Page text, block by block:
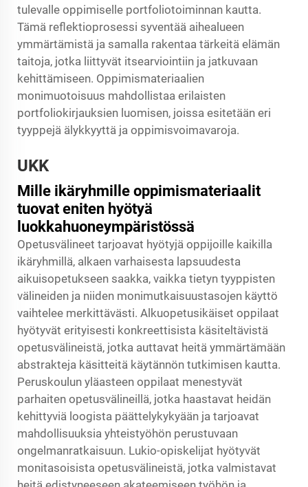
tulevalle oppimiselle portfoliotoiminnan kautta.
Tämä reflektioprosessi syventää aihealueen
ymmärtämistä ja samalla rakentaa tärkeitä elämän
taitoja, jotka liittyvät itsearviointiin ja jatkuvaan
kehittämiseen. Oppimismateriaalien
monimuotoisuus mahdollistaa erilaisten
portfoliokirjauksien luomisen, joissa esitetään eri
tyyppejä älykkyyttä ja oppimisvoimavaroja.
UKK
Mille ikäryhmille oppimismateriaalit
tuovat eniten hyötyä
luokkahuoneympäristössä
Opetusvälineet tarjoavat hyötyjä oppijoille kaikilla
ikäryhmillä, alkaen varhaisesta lapsuudesta
aikuisopetukseen saakka, vaikka tietyn tyyppisten
välineiden ja niiden monimutkaisuustasojen käyttö
vaihtelee merkittävästi. Alkuopetusikäiset oppilaat
hyötyvät erityisesti konkreettisista käsiteltävistä
opetusvälineistä, jotka auttavat heitä ymmärtämään
abstrakteja käsitteitä käytännön tutkimisen kautta.
Peruskoulun yläasteen oppilaat menestyvät
parhaiten opetusvälineillä, jotka haastavat heidän
kehittyviä loogista päättelykykyään ja tarjoavat
mahdollisuuksia yhteistyöhön perustuvaan
ongelmanratkaisuun. Lukio-opiskelijat hyötyvät
monitasoisista opetusvälineistä, jotka valmistavat